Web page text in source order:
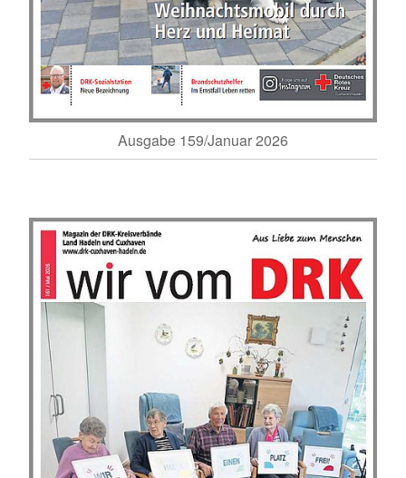
Ausgabe 159/Januar 2026